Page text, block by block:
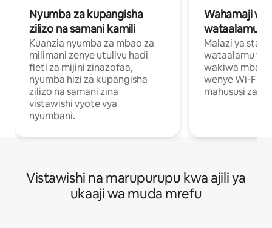
Nyumba za kupangisha
zilizo na samani kamili
Kuanzia nyumba za mbao za
milimani zenye utulivu hadi
fleti za mijini zinazofaa,
nyumba hizi za kupangisha
zilizo na samani zina
vistawishi vyote vya
nyumbani.
Wahamaji
wataalamu
Malazi ya
wataalamu
wakiwa mbali
wenye Wi-Fi
mahususi za
Vistawishi na marupurupu kwa ajili ya
ukaaji wa muda mrefu